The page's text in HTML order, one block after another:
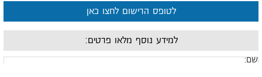
לטופס הרישום לחצו כאן
למידע נוסף מלאו פרטים: